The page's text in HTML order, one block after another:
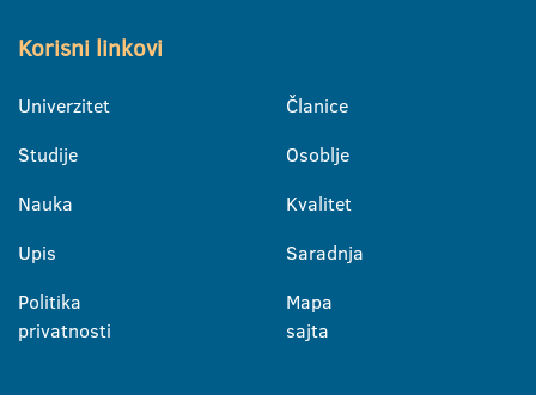
Korisni linkovi
Univerzitet
Studije
Nauka
Upis
Politika
privatnosti
Članice
Osoblje
Kvalitet
Saradnja
Mapa
sajta